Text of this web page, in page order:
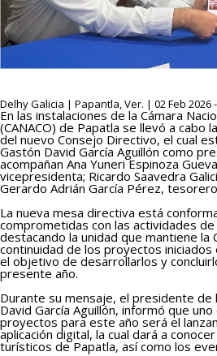
Delhy Galicia | Papantla, Ver. | 02 Feb 2026
En las instalaciones de la Cámara
(CANACO) de Papatla se llevó a cabo
del nuevo Consejo Directivo, el cual
Gastón David García Aguillón como
acompañan Ana Yuneri Espinoza
vicepresidenta; Ricardo Saavedra
Gerardo Adrián García Pérez,
La nueva mesa directiva está
comprometidas con las actividades de
destacando la unidad que mantiene la
continuidad de los proyectos iniciados
el objetivo de desarrollarlos y
presente año.
Durante su mensaje, el presidente de
David García Aguillón, informó que
proyectos para este año será el
aplicación digital, la cual dará a
turísticos de Papatla, así como los